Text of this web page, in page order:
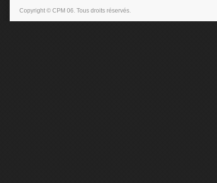
Copyright © CPM 06. Tous droits réservés.